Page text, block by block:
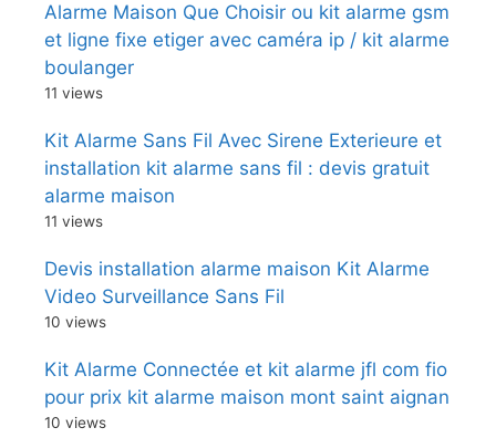
Alarme Maison Que Choisir ou kit alarme gsm
et ligne fixe etiger avec caméra ip / kit alarme
boulanger
11 views
Kit Alarme Sans Fil Avec Sirene Exterieure et
installation kit alarme sans fil : devis gratuit
alarme maison
11 views
Devis installation alarme maison Kit Alarme
Video Surveillance Sans Fil
10 views
Kit Alarme Connectée et kit alarme jfl com fio
pour prix kit alarme maison mont saint aignan
10 views